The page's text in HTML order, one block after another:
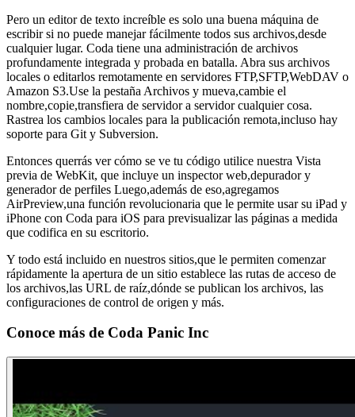
Pero un editor de texto increíble es solo una buena máquina de
escribir si no puede manejar fácilmente todos sus archivos,desde
cualquier lugar. Coda tiene una administración de archivos
profundamente integrada y probada en batalla. Abra sus archivos
locales o editarlos remotamente en servidores FTP,SFTP,WebDAV o
Amazon S3.Use la pestaña Archivos y mueva,cambie el
nombre,copie,transfiera de servidor a servidor cualquier cosa.
Rastrea los cambios locales para la publicación remota,incluso hay
soporte para Git y Subversion.
Entonces querrás ver cómo se ve tu código utilice nuestra Vista
previa de WebKit, que incluye un inspector web,depurador y
generador de perfiles Luego,además de eso,agregamos
AirPreview,una función revolucionaria que le permite usar su iPad y
iPhone con Coda para iOS para previsualizar las páginas a medida
que codifica en su escritorio.
Y todo está incluido en nuestros sitios,que le permiten comenzar
rápidamente la apertura de un sitio establece las rutas de acceso de
los archivos,las URL de raíz,dónde se publican los archivos, las
configuraciones de control de origen y más.
Conoce más de Coda Panic Inc